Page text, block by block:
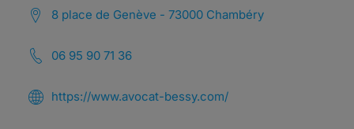
8 place de Genève - 73000 Chambéry
06 95 90 71 36
https://www.avocat-bessy.com/